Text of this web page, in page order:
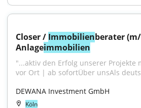
Closer / Immobilienberater
Anlageimmobilien
"...aktiv den Erfolg unserer Projekte
vor Ort | ab sofortÜber unsAls
DEWANA Investment GmbH
Köln